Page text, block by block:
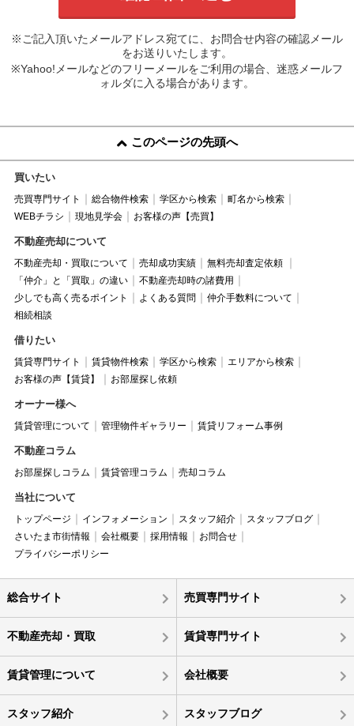
※ご記入頂いたメールアドレス宛てに、お問合せ内容の確認メール
をお送りいたします。
※Yahoo!メールなどのフリーメールをご利用の場合、迷惑メールフ
ォルダに入る場合があります。
このページの先頭へ
買いたい
売買専門サイト 総合物件検索 学区から検索
町名から検索
WEBチラシ
現地見学会 お客様の声【売買】
不動産売却について
不動産売却・買取について 売却成功実績
無料売却査定依頼
「仲介」と「買取」の違い
不動産売却時の諸費用
少しでも高く売るポイント
よくある質問
仲介手数料について
相続相談
借りたい
賃貸専門サイト 賃貸物件検索 学区から検索
エリアから検索
お客様の声【賃貸】
お部屋探し依頼
オーナー様へ
賃貸管理について 管理物件ギャラリー 賃貸リフォーム事例
不動産コラム
お部屋探しコラム 賃貸管理コラム 売却コラム
当社について
トップページ インフォメーション スタッフ紹介
スタッフブログ
さいたま市街情報
会社概要 採用情報
お問合せ
プライバシーポリシー
総合サイト 売買専門サイト
不動産売却・買取 賃貸専門サイト
賃貸管理について 会社概要
スタッフ紹介 スタッフブログ